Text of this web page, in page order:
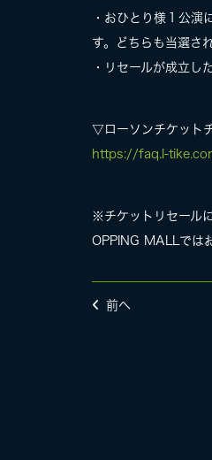
・おひとり様１公演
す。どちらも当選さ
・リセールが成立し
▽ローソンチケット
https://faq.l-
※チケットリセール
OPPING MALLでは
前へ